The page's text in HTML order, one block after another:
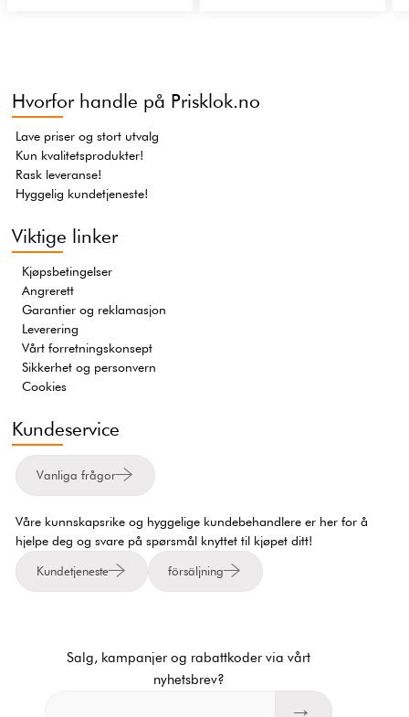
Hvorfor handle på Prisklok.no
Lave priser og stort utvalg
Kun kvalitetsprodukter!
Rask leveranse!
Hyggelig kundetjeneste!
Viktige linker
Kjøpsbetingelser
Angrerett
Garantier og reklamasjon
Leverering
Vårt forretningskonsept
Sikkerhet og personvern
Cookies
Kundeservice
Vanliga frågor
Våre kunnskapsrike og hyggelige kundebehandlere er her for å
hjelpe deg og svare på spørsmål knyttet til kjøpet ditt!
Kundetjeneste försäljning
Salg, kampanjer og rabattkoder via vårt
nyhetsbrev?